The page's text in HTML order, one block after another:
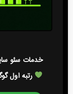
خدمات سئو
رتبه اول